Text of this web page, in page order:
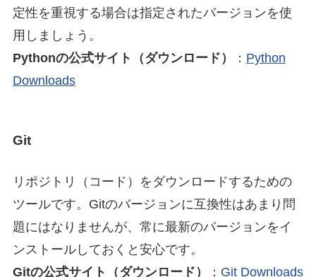
定性を重視する場合は指定されたバージョンを使
用しましょう。
Pythonの公式サイト（ダウンロード）
： Python
Downloads
Git
リポジトリ（コード）をダウンロードするための
ツールです。Gitのバージョンに互換性はあまり問
題にはなりませんが、常に最新のバージョンをイ
ンストールしておくと安心です。
Gitの公式サイト（ダウンロード）
： Git Downloads